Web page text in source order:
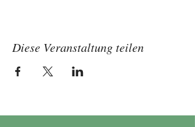
Diese Veranstaltung teilen